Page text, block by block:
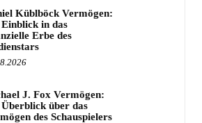
Küblböck Vermögen:
in das
Erbe des
J. Fox Vermögen:
über das
des Schauspielers